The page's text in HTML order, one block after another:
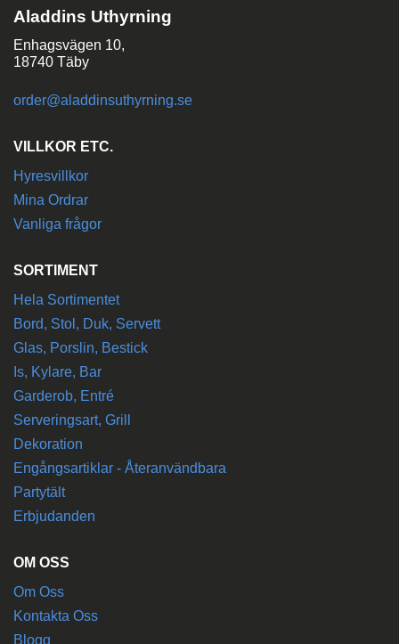
Aladdins Uthyrning
Enhagsvägen 10,
18740 Täby
order@aladdinsuthyrning.se
VILLKOR ETC.
Hyresvillkor
Mina Ordrar
Vanliga frågor
SORTIMENT
Hela Sortimentet
Bord, Stol, Duk, Servett
Glas, Porslin, Bestick
Is, Kylare, Bar
Garderob, Entré
Serveringsart, Grill
Dekoration
Engångsartiklar - Återanvändbara
Partytält
Erbjudanden
OM OSS
Om Oss
Kontakta Oss
Blogg